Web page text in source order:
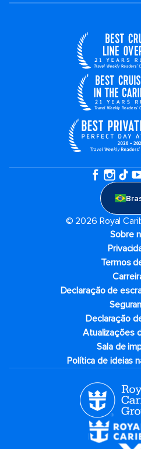
© 2026 Royal
Sobre
Termos
Declaração de
Declaração
Atualizações
Sala de
Política de ideias